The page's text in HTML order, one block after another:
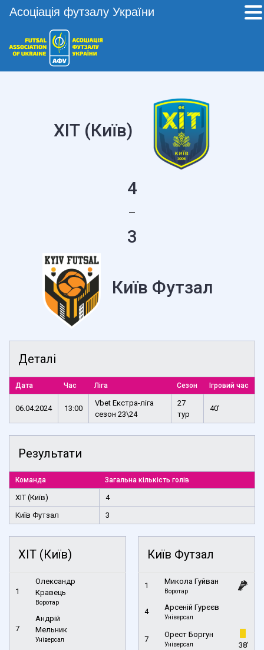
ХІТ (Київ)
4
—
3
Київ Футзал
Деталі
Дата Час Ліга Сезон Ігровий час
06.04.2024 13:00
Vbet Екстра-ліга
сезон 23\24
27
тур
40'
Результати
Команда Загальна кількість голів
ХІТ (Київ)
4
Київ Футзал
3
ХІТ (Київ)
1
Олександр
Кравець
Воротар
7
Андрій
Мельник
Універсал
Київ Футзал
1 Микола Гуйван
Воротар
4 Арсеній Гурєєв
Універсал
7
Орест Боргун
Універсал 38'
Асоціація футзалу України